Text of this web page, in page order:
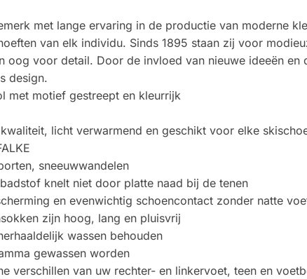
met lange ervaring in de productie van moderne
van elk individu. Sinds 1895 staan zij voor
oog voor detail. Door de invloed van nieuwe ideeën en
design.
met motief gestreept en kleurrijk
licht verwarmend en geschikt voor elke
sneeuwwandelen
knelt niet door platte naad bij de tenen
en evenwichtig schoencontact zonder natte
zijn hoog, lang en pluisvrij
wassen behouden
gewassen worden
verschillen van uw rechter- en linkervoet, teen en